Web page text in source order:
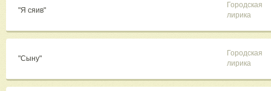
"Я сяив"
Городская
лирика
"Сыну"
Городская
лирика